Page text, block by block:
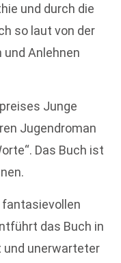
und durch die
so laut von der
und Anlehnen
Junge
Jugendroman
Das Buch ist
fantasievollen
das Buch in
und unerwarteter